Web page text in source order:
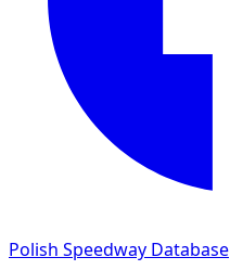
Polish Speedway Database